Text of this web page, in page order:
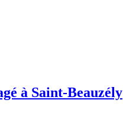
à Saint-Beauzély